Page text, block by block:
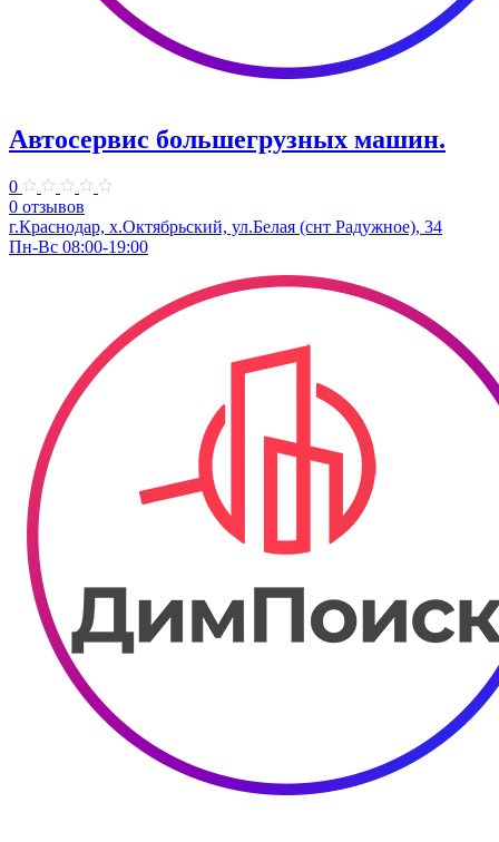
Автосервис большегрузных машин.
0
0 отзывов
г.Краснодар, х.Октябрьский, ул.Белая (снт Радужное), 34
Пн-Вс 08:00-19:00